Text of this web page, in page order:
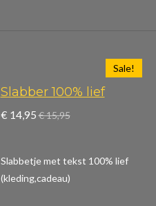
Sale!
Slabber 100% lief
€ 14,95 € 15,95
Slabbetje met tekst 100% lief
(kleding,cadeau)